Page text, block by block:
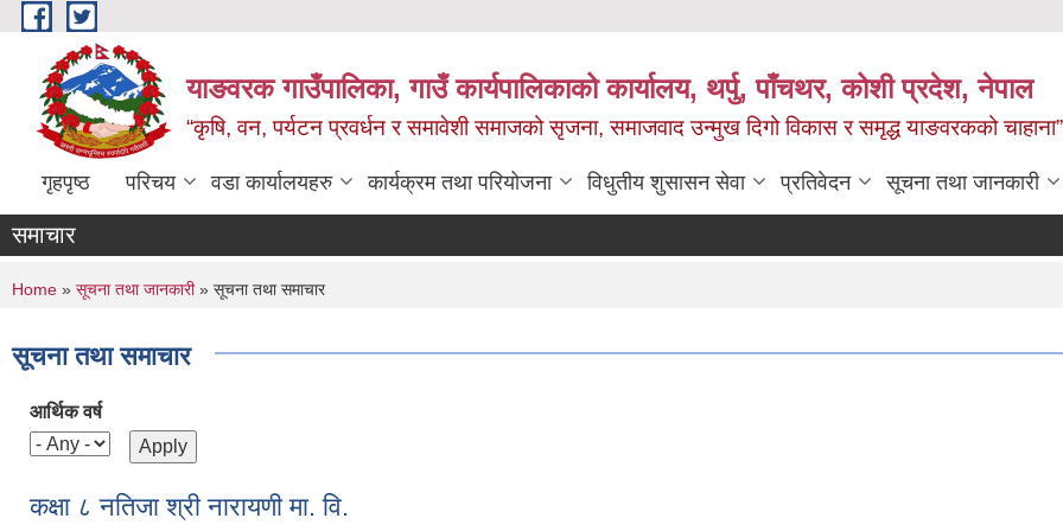
Skip to main content
याङवरक गाउँपालिका, गाउँ कार्यपालिकाको कार्यालय, थर्पु, पाँचथर, कोशी प्रदेश, नेपाल
“कृषि, वन, पर्यटन प्रवर्धन र समावेशी समाजको सृजना, समाजवाद उन्मुख दिगो विकास र समृद्ध याङवरकको चाहाना”
गृहपृष्ठ परिचय वडा कार्यालयहरु कार्यक्रम तथा परियोजना विधुतीय शुसासन सेवा प्रतिवेदन सूचना तथा जानकारी
समाचार
You are here
Home » सूचना तथा जानकारी» सूचना तथा समाचार
सूचना तथा समाचार
आर्थिक वर्ष
कक्षा ८ नतिजा श्री नारायणी मा. वि.